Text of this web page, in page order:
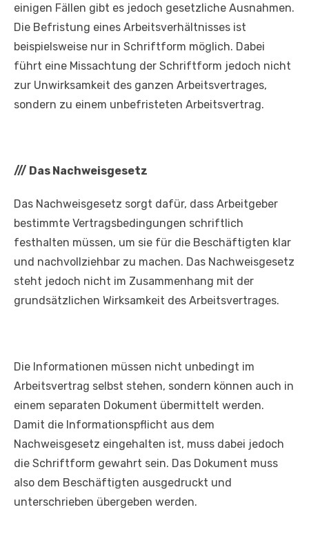
einigen Fällen gibt es jedoch gesetzliche Ausnahmen.
Die Befristung eines Arbeitsverhältnisses ist
beispielsweise nur in Schriftform möglich. Dabei
führt eine Missachtung der Schriftform jedoch nicht
zur Unwirksamkeit des ganzen Arbeitsvertrages,
sondern zu einem unbefristeten Arbeitsvertrag.
/// Das Nachweisgesetz
Das Nachweisgesetz sorgt dafür, dass Arbeitgeber
bestimmte Vertragsbedingungen schriftlich
festhalten müssen, um sie für die Beschäftigten klar
und nachvollziehbar zu machen. Das Nachweisgesetz
steht jedoch nicht im Zusammenhang mit der
grundsätzlichen Wirksamkeit des Arbeitsvertrages.
Die Informationen müssen nicht unbedingt im
Arbeitsvertrag selbst stehen, sondern können auch in
einem separaten Dokument übermittelt werden.
Damit die Informationspflicht aus dem
Nachweisgesetz eingehalten ist, muss dabei jedoch
die Schriftform gewahrt sein. Das Dokument muss
also dem Beschäftigten ausgedruckt und
unterschrieben übergeben werden.